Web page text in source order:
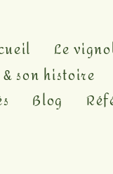
Le
son histoire
Blog